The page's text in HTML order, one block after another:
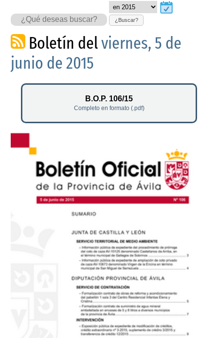
¿Buscar?
Boletín delviernes, 5 de
junio de 2015
B.O.P. 106/15
Completo en formato (.pdf)